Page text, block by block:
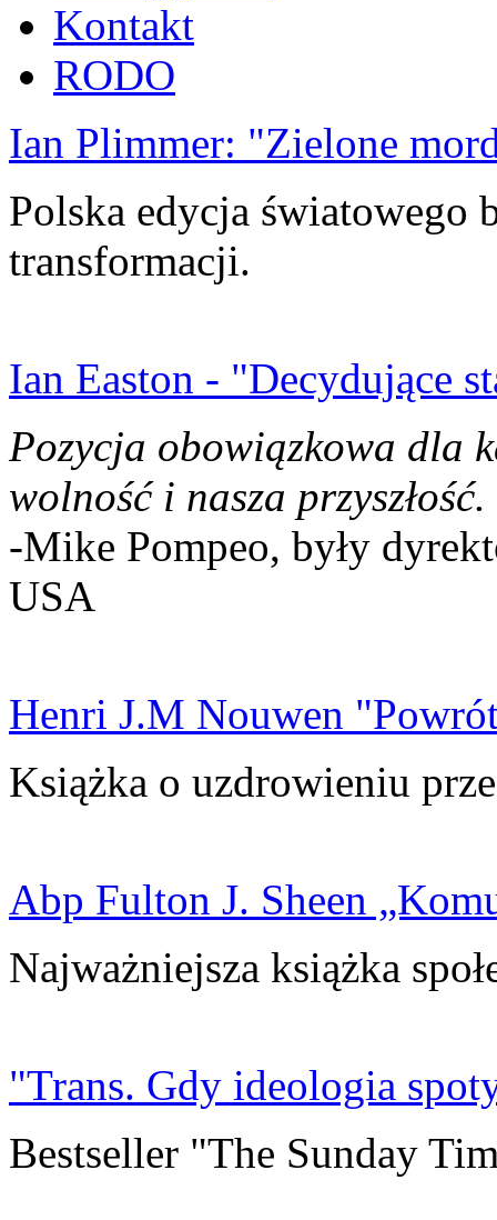
Kontakt
RODO
Ian Plimmer: "Zielone
Polska edycja światowego
transformacji.
Ian Easton - "Decydujące
Pozycja obowiązkowa dla
wolność i nasza przyszłość.
-Mike Pompeo, były
USA
Henri J.M Nouwen
Książka o uzdrowieniu
Abp Fulton J. Sheen
Najważniejsza książka
"Trans. Gdy ideologia
Bestseller "The Sunday